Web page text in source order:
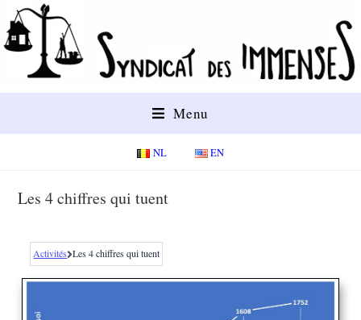
Menu
NL EN
Les 4 chiffres qui tuent
Activités Les 4 chiffres qui tuent